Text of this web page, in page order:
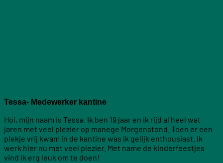
Tessa- Medewerker kantine
Hoi, mijn naam is Tessa. Ik ben 19 jaar en ik rijd al heel wat
jaren met veel plezier op manege Morgenstond. Toen er een
plekje vrij kwam in de kantine was ik gelijk enthousiast. Ik
werk hier nu met veel plezier. Met name de kinderfeestjes
vind ik erg leuk om te doen!